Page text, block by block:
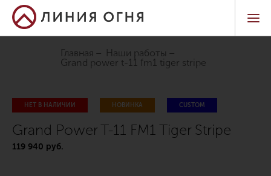
Главная
Наши работы
grand power t-11 fm1 tiger stripe
НЕТ В НАЛИЧИИ НОВИНКА CUSTOM
Grand Power T-11 FM1 Tiger Stripe
119 940 руб.